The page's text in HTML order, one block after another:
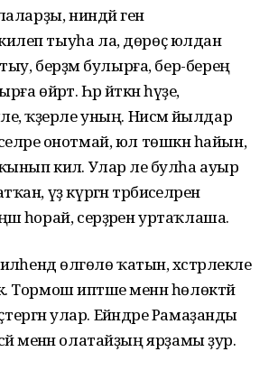
ниндәй генә
тыуһа ла, дөрөҫ юлдан
берҙәм булырға, бер-береңә
өйрәтә. Һәр әйткән һүҙе,
ҡәҙерле уның. Нисәмә йылдар
онотмай, юл төшкән һайын,
килә. Улар әле булһа ауыр
үҙ күргән тәрбиәселәренә
һорай, серҙәрен уртаҡлаша.
өлгөлө ҡатын, хәстәрлекле
Тормош иптәше менән һөлөктәй
улар. Ейәндәре Рамаҙанды
менән олатайҙың ярҙамы ҙур.